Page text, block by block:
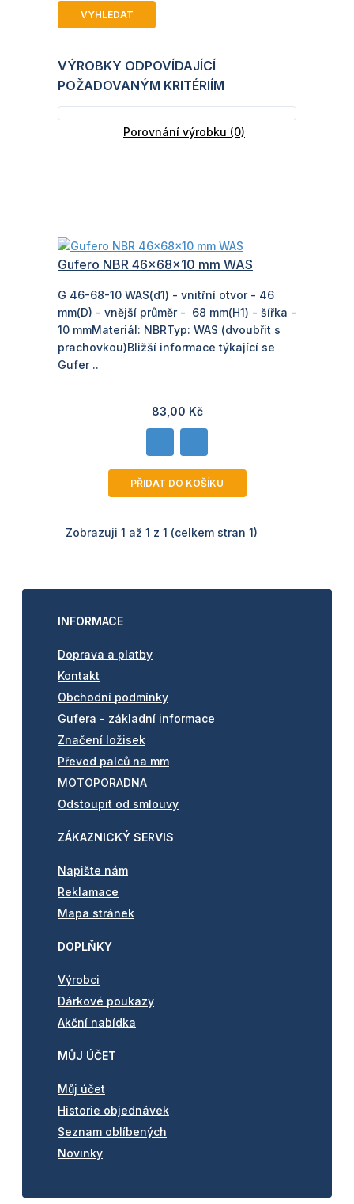
VÝROBKY ODPOVÍDAJÍCÍ
POŽADOVANÝM KRITÉRIÍM
Porovnání výrobku (0)
Gufero NBR 46x68x10 mm WAS
G 46-68-10 WAS(d1) - vnitřní otvor - 46
mm(D) - vnější průměr - 68 mm(H1) - šířka -
10 mmMateriál: NBRTyp: WAS (dvoubřit s
prachovkou)Bližší informace týkající se
Gufer ..
83,00 Kč
PŘIDAT DO KOŠÍKU
Zobrazuji 1 až 1 z 1 (celkem stran 1)
INFORMACE
Doprava a platby
Kontakt
Obchodní podmínky
Gufera - základní informace
Značení ložisek
Převod palců na mm
MOTOPORADNA
Odstoupit od smlouvy
ZÁKAZNICKÝ SERVIS
Napište nám
Reklamace
Mapa stránek
DOPLŇKY
Výrobci
Dárkové poukazy
Akční nabídka
MŮJ ÚČET
Můj účet
Historie objednávek
Seznam oblíbených
Novinky